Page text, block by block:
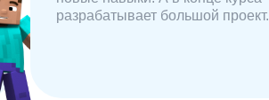
разрабатывает большой проект.